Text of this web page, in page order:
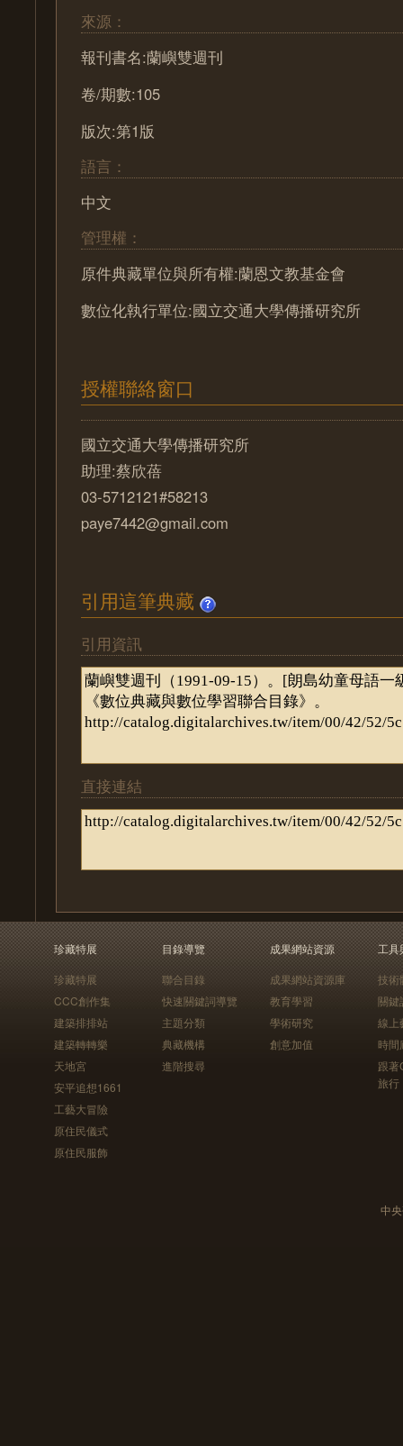
來源：
報刊書名:蘭嶼雙週刊
卷/期數:105
版次:第1版
語言：
中文
管理權：
原件典藏單位與所有權:蘭恩文教基金會
數位化執行單位:國立交通大學傳播研究所
授權聯絡窗口
國立交通大學傳播研究所
助理:蔡欣蓓
03-5712121#58213
paye7442@gmail.com
引用這筆典藏
引用資訊
直接連結
珍藏特展
珍藏特展
CCC創作集
建築排排站
建築轉轉樂
天地宮
安平追想1661
工藝大冒險
原住民儀式
原住民服飾
目錄導覽
聯合目錄
快速關鍵詞導覽
主題分類
典藏機構
進階搜尋
成果網站資源
成果網站資源庫
教育學習
學術研究
創意加值
工具
技術
關鍵
線上
時間
跟
旅行
中